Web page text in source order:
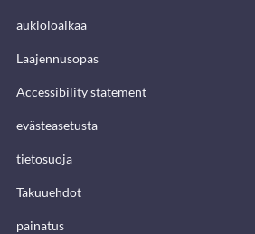
aukioloaikaa
Laajennusopas
Accessibility statement
evästeasetusta
tietosuoja
Takuuehdot
painatus